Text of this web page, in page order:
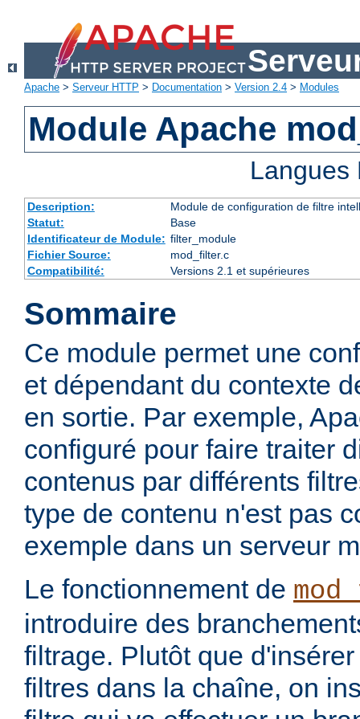
Apache > Serveur HTTP > Documentation > Version 2.4 > Modules
Module Apache
Description:
Module de configuration de filtre
Statut:
Base
Identificateur de Module: filter_module
Fichier Source:
mod_filter.c
Compatibilité:
Versions 2.1 et supérieures
Sommaire
Ce module permet une
et dépendant du contexte
en sortie. Par exemple,
configuré pour faire traiter
contenus par différents
type de contenu n'est pas
exemple dans un serveur
Le fonctionnement de
introduire des
filtrage. Plutôt que
filtres dans la chaîne, on